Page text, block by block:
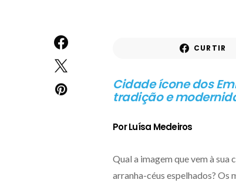
CURTIR
Cidade ícone dos
tradição e
Por Luísa Medeiros
Qual a imagem que vem à sua
arranha-céus espelhados? Os